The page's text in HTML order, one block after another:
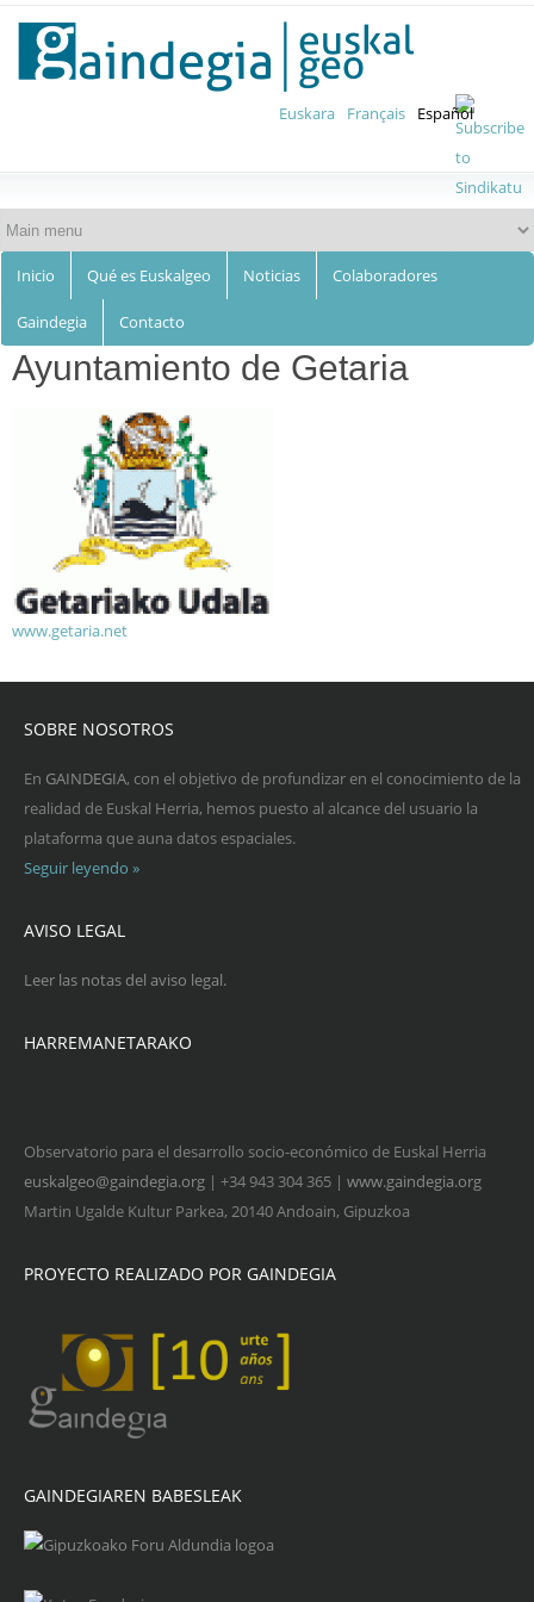
main
content
Euskalgeo
Euskara Français Español
Inicio Qué es Euskalgeo Noticias Colaboradores
Gaindegia Contacto
Ayuntamiento de Getaria
www.getaria.net
SOBRE NOSOTROS
En GAINDEGIA, con el objetivo de profundizar en el conocimiento de la
realidad de Euskal Herria, hemos puesto al alcance del usuario la
plataforma que auna datos espaciales.
Seguir leyendo »
AVISO LEGAL
Leer las notas del aviso legal.
HARREMANETARAKO
Observatorio para el desarrollo socio-económico de Euskal Herria
euskalgeo@gaindegia.org | +34 943 304 365 | www.gaindegia.org
Martin Ugalde Kultur Parkea, 20140 Andoain, Gipuzkoa
PROYECTO REALIZADO POR GAINDEGIA
GAINDEGIAREN BABESLEAK